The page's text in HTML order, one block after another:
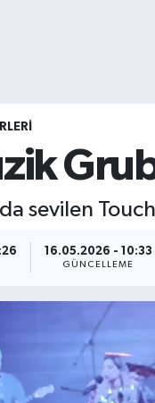
sevilen
16.05.2026 - 10:33
GÜNCELLEME